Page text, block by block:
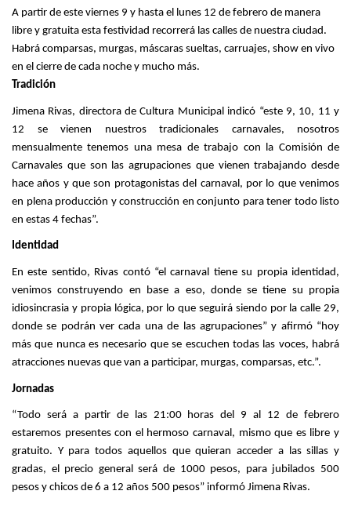
A partir de este viernes 9 y hasta el lunes 12 de febrero de manera
libre y gratuita esta festividad recorrerá las calles de nuestra ciudad.
Habrá comparsas, murgas, máscaras sueltas, carruajes, show en vivo
en el cierre de cada noche y mucho más.
Tradición
Jimena Rivas, directora de Cultura Municipal indicó “este 9, 10, 11 y
12 se vienen nuestros tradicionales carnavales, nosotros
mensualmente tenemos una mesa de trabajo con la Comisión de
Carnavales que son las agrupaciones que vienen trabajando desde
hace años y que son protagonistas del carnaval, por lo que venimos
en plena producción y construcción en conjunto para tener todo listo
en estas 4 fechas”.
Identidad
En este sentido, Rivas contó “el carnaval tiene su propia identidad,
venimos construyendo en base a eso, donde se tiene su propia
idiosincrasia y propia lógica, por lo que seguirá siendo por la calle 29,
donde se podrán ver cada una de las agrupaciones” y afirmó “hoy
más que nunca es necesario que se escuchen todas las voces, habrá
atracciones nuevas que van a participar, murgas, comparsas, etc.”.
Jornadas
“Todo será a partir de las 21:00 horas del 9 al 12 de febrero
estaremos presentes con el hermoso carnaval, mismo que es libre y
gratuito. Y para todos aquellos que quieran acceder a las sillas y
gradas, el precio general será de 1000 pesos, para jubilados 500
pesos y chicos de 6 a 12 años 500 pesos” informó Jimena Rivas.